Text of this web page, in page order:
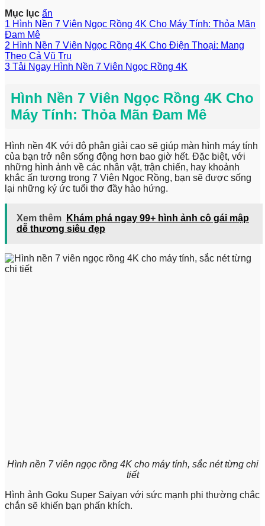
Mục lục ẩn
1 Hình Nền 7 Viên Ngọc Rồng 4K Cho Máy Tính: Thỏa Mãn
Đam Mê
2 Hình Nền 7 Viên Ngọc Rồng 4K Cho Điện Thoại: Mang
Theo Cả Vũ Trụ
3 Tải Ngay Hình Nền 7 Viên Ngọc Rồng 4K
Hình Nền 7 Viên Ngọc Rồng 4K Cho
Máy Tính: Thỏa Mãn Đam Mê
Hình nền 4K với độ phân giải cao sẽ giúp màn hình máy tính
của bạn trở nên sống động hơn bao giờ hết. Đặc biệt, với
những hình ảnh về các nhân vật, trận chiến, hay khoảnh
khắc ấn tượng trong 7 Viên Ngọc Rồng, bạn sẽ được sống
lại những ký ức tuổi thơ đầy hào hứng.
Xem thêm
Khám phá ngay 99+ hình ảnh cô gái mập
dễ thương siêu đẹp
Hình nền 7 viên ngọc rồng 4K cho máy tính, sắc nét từng chi
tiết
Hình ảnh Goku Super Saiyan với sức mạnh phi thường chắc
chắn sẽ khiến bạn phấn khích.